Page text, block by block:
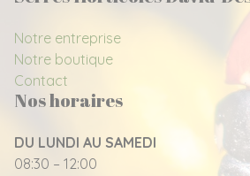
Notre entreprise
Notre boutique
Contact
Nos horaires
DU LUNDI AU SAMEDI
08:30 – 12:00